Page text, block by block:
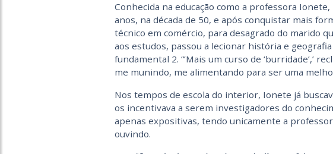
Conhecida na educação como a professora
anos, na década de 50, e após conquistar mais
técnico em comércio, para desagrado do marido
aos estudos, passou a lecionar história e
fundamental 2. “’Mais um curso de ‘burridade’,’
me munindo, me alimentando para ser uma
Nos tempos de escola do interior, Ionete já
os incentivava a serem investigadores do
apenas expositivas, tendo unicamente a
ouvindo.